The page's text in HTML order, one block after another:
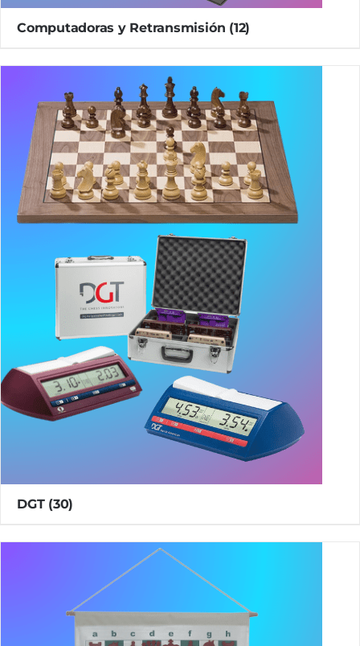
Computadoras y Retransmisión (12)
DGT (30)